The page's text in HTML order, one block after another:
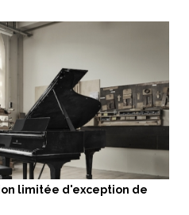
limitée d'exception de